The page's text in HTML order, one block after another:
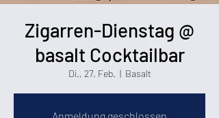
Zigarren-Dienstag @
basalt Cocktailbar
Di., 27. Feb.
  |
Basalt